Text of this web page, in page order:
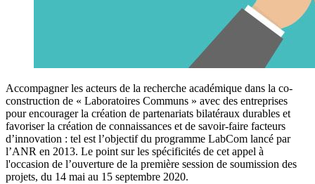
Accompagner les acteurs de la recherche académique dans la co-
construction de « Laboratoires Communs » avec des entreprises
pour encourager la création de partenariats bilatéraux durables et
favoriser la création de connaissances et de savoir-faire facteurs
d’innovation : tel est l’objectif du programme LabCom lancé par
l’ANR en 2013. Le point sur les spécificités de cet appel à
l'occasion de l’ouverture de la première session de soumission des
projets, du 14 mai au 15 septembre 2020.